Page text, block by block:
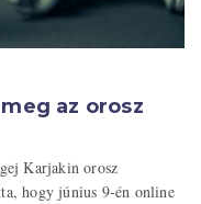
az orosz
Karjakin orosz
hogy június 9-én online